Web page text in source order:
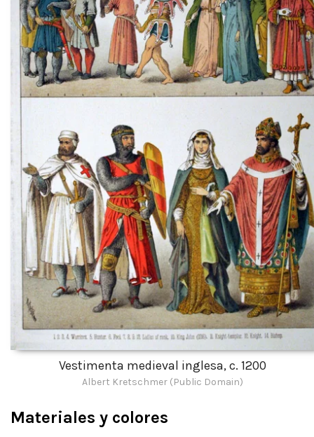
Vestimenta medieval inglesa, c. 1200
Albert Kretschmer (Public Domain)
Materiales y colores